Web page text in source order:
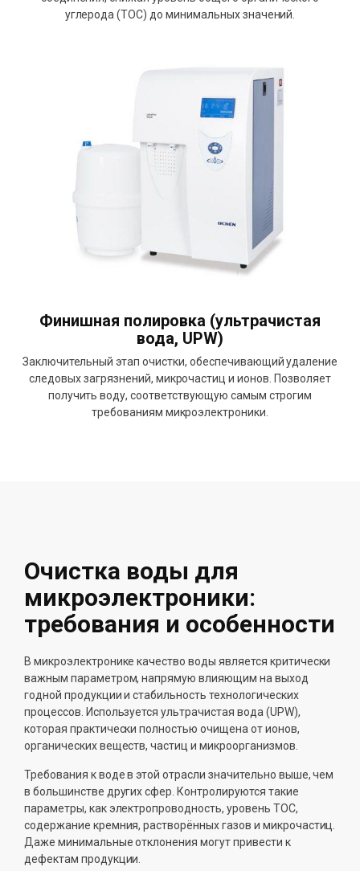
углерода (TOC) до минимальных значений.
Финишная полировка (ультрачистая
вода, UPW)
Заключительный этап очистки, обеспечивающий удаление
следовых загрязнений, микрочастиц и ионов. Позволяет
получить воду, соответствующую самым строгим
требованиям микроэлектроники.
Очистка воды для
микроэлектроники:
требования и особенности
В микроэлектронике качество воды является критически
важным параметром, напрямую влияющим на выход
годной продукции и стабильность технологических
процессов. Используется ультрачистая вода (UPW),
которая практически полностью очищена от ионов,
органических веществ, частиц и микроорганизмов.
Требования к воде в этой отрасли значительно выше, чем
в большинстве других сфер. Контролируются такие
параметры, как электропроводность, уровень TOC,
содержание кремния, растворённых газов и микрочастиц.
Даже минимальные отклонения могут привести к
дефектам продукции.